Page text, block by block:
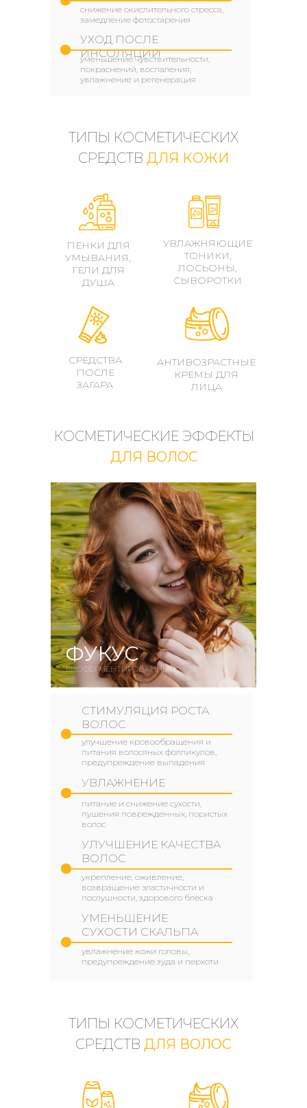
снижение окислительного стресса,
замедление фотостарения
УХОД ПОСЛЕ
ИНСОЛЯЦИИ
уменьшение чувствительности,
покраснений, воспаления,
увлажнение и регенерация
ТИПЫ КОСМЕТИЧЕСКИХ
СРЕДСТВ ДЛЯ КОЖИ
ПЕНКИ ДЛЯ
УМЫВАНИЯ,
ГЕЛИ ДЛЯ
ДУША
УВЛАЖНЯЮЩИЕ
ТОНИКИ,
ЛОСЬОНЫ,
СЫВОРОТКИ
АНТИВОЗРАСТНЫЕ
КРЕМЫ ДЛЯ
ЛИЦА
СРЕДСТВА
ПОСЛЕ
ЗАГАРА
УВЛАЖНЯЮЩЕЕ
МОЛОЧКО
ДЛЯ ТЕЛА
КОСМЕТИЧЕСКИЕ ЭФФЕКТЫ
ДЛЯ ВОЛОС
ФУКУС
БИОФЕРМЕНТИРОВАННЫЙ
СТИМУЛЯЦИЯ РОСТА
ВОЛОС
улучшение кровообращения и
питания волосяных фолликулов,
предупреждение выпадения
УВЛАЖНЕНИЕ
питание и снижение сухости,
пушения поврежденных, пористых
волос
УЛУЧШЕНИЕ КАЧЕСТВА
ВОЛОС
укрепление, оживление,
возвращение эластичности и
послушности, здорового блеска
УМЕНЬШЕНИЕ
СУХОСТИ СКАЛЬПА
увлажнение кожи головы,
предупреждение зуда и перхоти
ТИПЫ КОСМЕТИЧЕСКИХ
СРЕДСТВ ДЛЯ ВОЛОС